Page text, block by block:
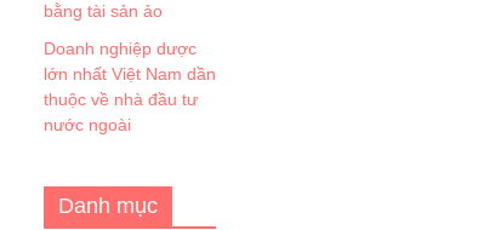
bằng tài sản ảo
Doanh nghiệp dược
lớn nhất Việt Nam dần
thuộc về nhà đầu tư
nước ngoài
Danh mục